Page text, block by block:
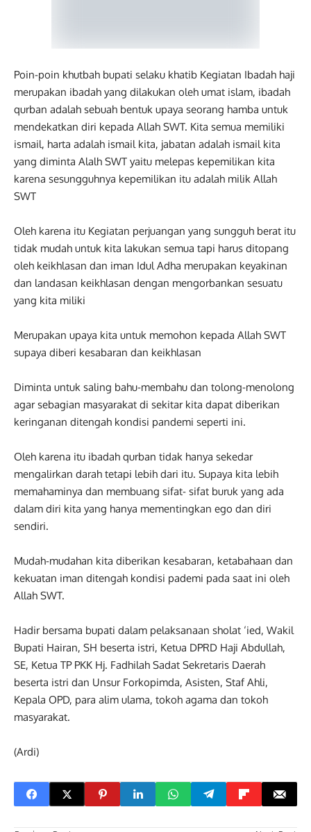
Poin-poin khutbah bupati selaku khatib Kegiatan Ibadah haji
merupakan ibadah yang dilakukan oleh umat islam, ibadah
qurban adalah sebuah bentuk upaya seorang hamba untuk
mendekatkan diri kepada Allah SWT. Kita semua memiliki
ismail, harta adalah ismail kita, jabatan adalah ismail kita
yang diminta Alalh SWT yaitu melepas kepemilikan kita
karena sesungguhnya kepemilikan itu adalah milik Allah
SWT
Oleh karena itu Kegiatan perjuangan yang sungguh berat itu
tidak mudah untuk kita lakukan semua tapi harus ditopang
oleh keikhlasan dan iman Idul Adha merupakan keyakinan
dan landasan keikhlasan dengan mengorbankan sesuatu
yang kita miliki
Merupakan upaya kita untuk memohon kepada Allah SWT
supaya diberi kesabaran dan keikhlasan
Diminta untuk saling bahu-membahu dan tolong-menolong
agar sebagian masyarakat di sekitar kita dapat diberikan
keringanan ditengah kondisi pandemi seperti ini.
Oleh karena itu ibadah qurban tidak hanya sekedar
mengalirkan darah tetapi lebih dari itu. Supaya kita lebih
memahaminya dan membuang sifat- sifat buruk yang ada
dalam diri kita yang hanya mementingkan ego dan diri
sendiri.
Mudah-mudahan kita diberikan kesabaran, ketabahaan dan
kekuatan iman ditengah kondisi pademi pada saat ini oleh
Allah SWT.
Hadir bersama bupati dalam pelaksanaan sholat ‘ied, Wakil
Bupati Hairan, SH beserta istri, Ketua DPRD Haji Abdullah,
SE, Ketua TP PKK Hj. Fadhilah Sadat Sekretaris Daerah
beserta istri dan Unsur Forkopimda, Asisten, Staf Ahli,
Kepala OPD, para alim ulama, tokoh agama dan tokoh
masyarakat.
(Ardi)